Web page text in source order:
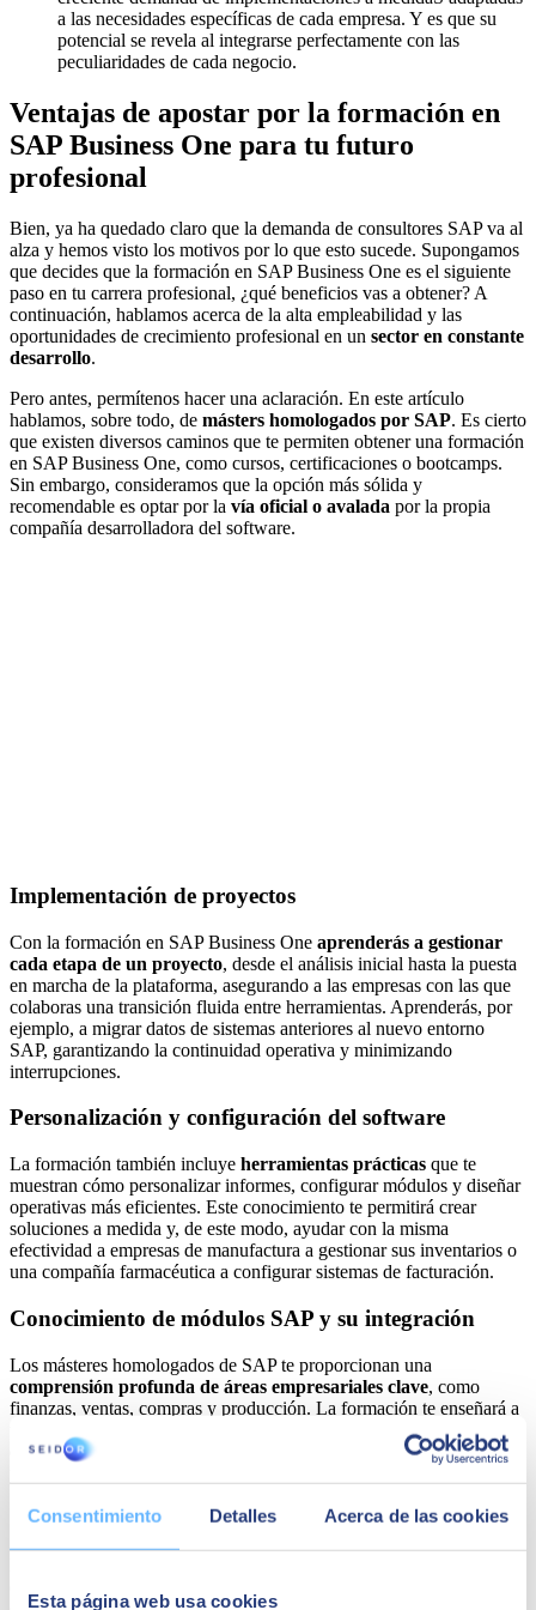
Consentimiento Detalles Acerca de las cookies
Esta página web usa cookies
a las necesidades específicas de cada empresa. Y es que su
potencial se revela al integrarse perfectamente con las
peculiaridades de cada negocio.
Ventajas de apostar por la formación en
SAP Business One para tu futuro
profesional
Bien, ya ha quedado claro que la demanda de consultores SAP va al
alza y hemos visto los motivos por lo que esto sucede. Supongamos
que decides que la formación en SAP Business One es el siguiente
paso en tu carrera profesional, ¿qué beneficios vas a obtener? A
continuación, hablamos acerca de la alta empleabilidad y las
oportunidades de crecimiento profesional en un sector en constante
desarrollo.
Pero antes, permítenos hacer una aclaración. En este artículo
hablamos, sobre todo, de másters homologados por SAP. Es cierto
que existen diversos caminos que te permiten obtener una formación
en SAP Business One, como cursos, certificaciones o bootcamps.
Sin embargo, consideramos que la opción más sólida y
recomendable es optar por la vía oficial o avalada por la propia
compañía desarrolladora del software.
Implementación de proyectos
Con la formación en SAP Business One aprenderás a gestionar
cada etapa de un proyecto, desde el análisis inicial hasta la puesta
en marcha de la plataforma, asegurando a las empresas con las que
colaboras una transición fluida entre herramientas. Aprenderás, por
ejemplo, a migrar datos de sistemas anteriores al nuevo entorno
SAP, garantizando la continuidad operativa y minimizando
interrupciones.
Personalización y configuración del software
La formación también incluye herramientas prácticas que te
muestran cómo personalizar informes, configurar módulos y diseñar
operativas más eficientes. Este conocimiento te permitirá crear
soluciones a medida y, de este modo, ayudar con la misma
efectividad a empresas de manufactura a gestionar sus inventarios o
una compañía farmacéutica a configurar sistemas de facturación.
Conocimiento de módulos SAP y su integración
Los másteres homologados de SAP te proporcionan una
comprensión profunda de áreas empresariales clave, como
finanzas, ventas, compras y producción. La formación te enseñará a
unificar datos entre departamentos para optimizar procesos. Por
ejemplo, sabrás cómo conectar inventarios con el módulo de ventas
Gestión de proyectos SAP